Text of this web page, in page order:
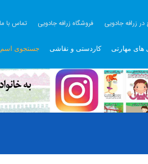
در زرافه جادویی فروشگاه زرافه جادویی تماس با ما
های مهارتی کاردستی و نقاشی جستجوی